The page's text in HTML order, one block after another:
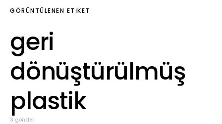
GÖRÜNTÜLENEN ETIKET
geri
dönüştürülmüş
plastik
3 gönderi